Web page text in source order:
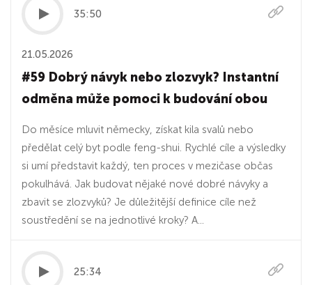
35:50
21.05.2026
#59 Dobrý návyk nebo zlozvyk? Instantní
odměna může pomoci k budování obou
Do měsíce mluvit německy, získat kila svalů nebo
předělat celý byt podle feng-shui. Rychlé cíle a výsledky
si umí představit každý, ten proces v mezičase občas
pokulhává. Jak budovat nějaké nové dobré návyky a
zbavit se zlozvyků? Je důležitější definice cíle než
soustředění se na jednotlivé kroky? A...
25:34